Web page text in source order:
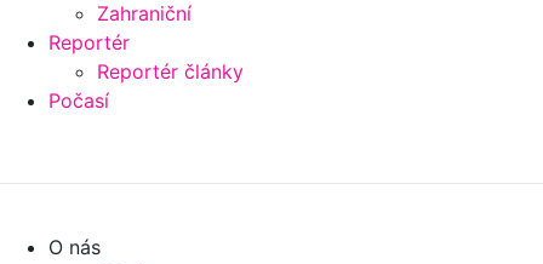
Zahraniční
Reportér
Reportér články
Počasí
O nás